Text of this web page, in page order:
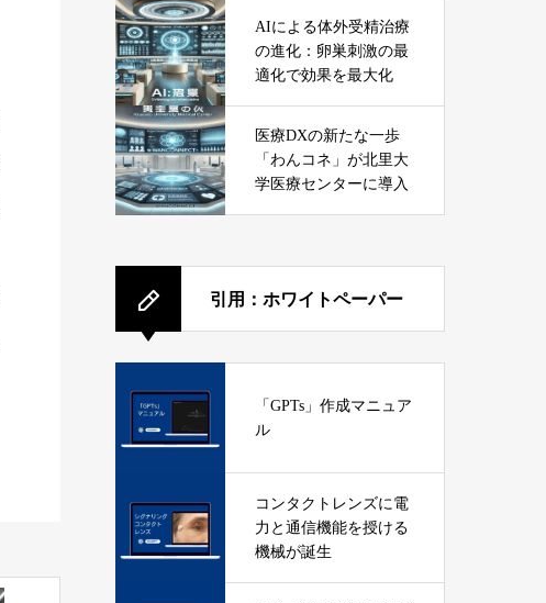
AIによる体外受精治療
の進化：卵巣刺激の最
適化で効果を最大化
医療DXの新たな一歩
「わんコネ」が北里大
学医療センターに導入
引用：ホワイトペーパー
「GPTs」作成マニュア
ル
コンタクトレンズに電
力と通信機能を授ける
機械が誕生